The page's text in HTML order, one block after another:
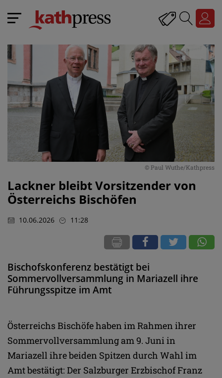
© Paul Wuthe/Kathpress
Lackner bleibt Vorsitzender von
Österreichs Bischöfen
10.06.2026 11:28
Bischofskonferenz bestätigt bei
Sommervollversammlung in Mariazell ihre
Führungsspitze im Amt
Österreichs Bischöfe haben im Rahmen ihrer
Sommervollversammlung am 9. Juni in
Mariazell ihre beiden Spitzen durch Wahl im
Amt bestätigt: Der Salzburger Erzbischof Franz